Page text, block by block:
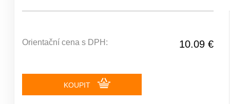
10.09 €
Orientační cena s DPH:
KOUPIT